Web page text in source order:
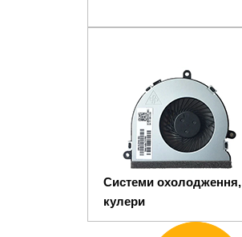
Системи охолодження,
кулери